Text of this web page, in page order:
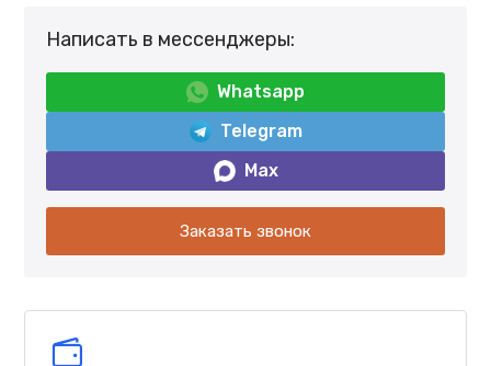
Написать в мессенджеры:
Whatsapp
Telegram
Max
Заказать звонок